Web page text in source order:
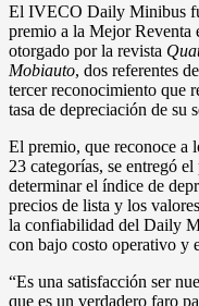
El IVECO Daily Minibus
premio a la Mejor Reventa
otorgado por la revista
Mobiauto, dos referentes
tercer reconocimiento que
tasa de depreciación de su
El premio, que reconoce a
23 categorías, se entregó
determinar el índice de
precios de lista y los
la confiabilidad del Daily
con bajo costo operativo y
“Es una satisfacción ser
que es un verdadero faro